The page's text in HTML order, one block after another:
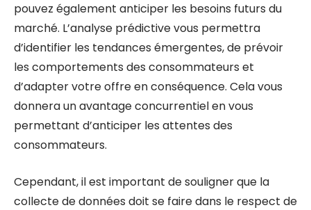
pouvez également anticiper les besoins futurs du
marché. L’analyse prédictive vous permettra
d’identifier les tendances émergentes, de prévoir
les comportements des consommateurs et
d’adapter votre offre en conséquence. Cela vous
donnera un avantage concurrentiel en vous
permettant d’anticiper les attentes des
consommateurs.
Cependant, il est important de souligner que la
collecte de données doit se faire dans le respect de